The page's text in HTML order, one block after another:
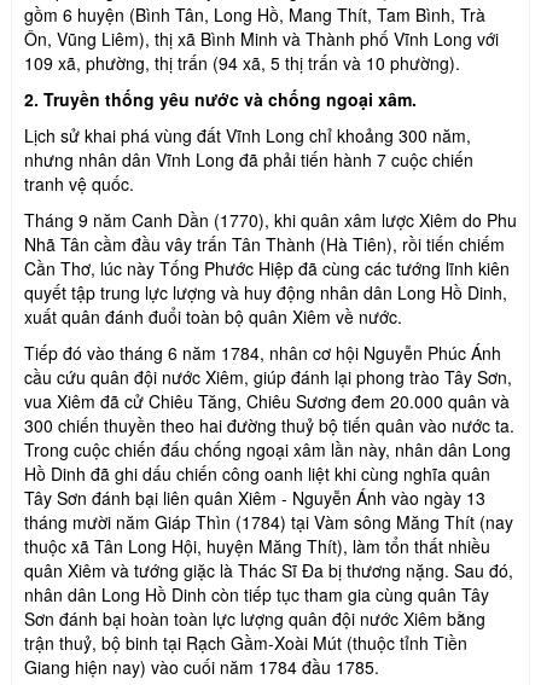
gồm 6 huyện (Bình Tân, Long Hồ, Mang Thít, Tam Bình, Trà
Ôn, Vũng Liêm), thị xã Bình Minh và Thành phố Vĩnh Long với
109 xã, phường, thị trấn (94 xã, 5 thị trấn và 10 phường).
2. Truyền thống yêu nước và chống ngoại xâm.
Lịch sử khai phá vùng đất Vĩnh Long chỉ khoảng 300 năm,
nhưng nhân dân Vĩnh Long đã phải tiến hành 7 cuộc chiến
tranh vệ quốc.
Tháng 9 năm Canh Dần (1770), khi quân xâm lược Xiêm do Phu
Nhã Tân cầm đầu vây trấn Tân Thành (Hà Tiên), rồi tiến chiếm
Cần Thơ, lúc này Tống Phước Hiệp đã cùng các tướng lĩnh kiên
quyết tập trung lực lượng và huy động nhân dân Long Hồ Dinh,
xuất quân đánh đuổi toàn bộ quân Xiêm về nước.
Tiếp đó vào tháng 6 năm 1784, nhân cơ hội Nguyễn Phúc Ánh
cầu cứu quân đội nước Xiêm, giúp đánh lại phong trào Tây Sơn,
vua Xiêm đã cử Chiêu Tăng, Chiêu Sương đem 20.000 quân và
300 chiến thuyền theo hai đường thuỷ bộ tiến quân vào nước ta.
Trong cuộc chiến đấu chống ngoại xâm lần này, nhân dân Long
Hồ Dinh đã ghi dấu chiến công oanh liệt khi cùng nghĩa quân
Tây Sơn đánh bại liên quân Xiêm - Nguyễn Ánh vào ngày 13
tháng mười năm Giáp Thìn (1784) tại Vàm sông Măng Thít (nay
thuộc xã Tân Long Hội, huyện Măng Thít), làm tổn thất nhiều
quân Xiêm và tướng giặc là Thác Sĩ Đa bị thương nặng. Sau đó,
nhân dân Long Hồ Dinh còn tiếp tục tham gia cùng quân Tây
Sơn đánh bại hoàn toàn lực lượng quân đội nước Xiêm bằng
trận thuỷ, bộ binh tại Rạch Gầm-Xoài Mút (thuộc tỉnh Tiền
Giang hiện nay) vào cuối năm 1784 đầu 1785.